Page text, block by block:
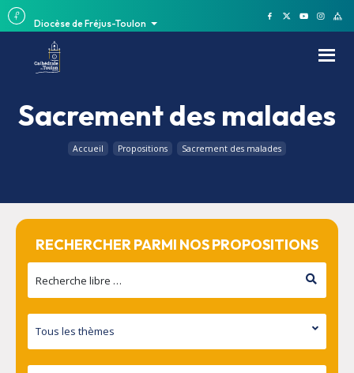
Diocèse de Fréjus-Toulon
Sacrement des malades
Accueil Propositions Sacrement des malades
RECHERCHER PARMI NOS PROPOSITIONS